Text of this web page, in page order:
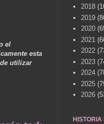
el
esta
utilizar
2018
2019
2020
2021
2022
2023
2024
2025
2026
HISTORIA